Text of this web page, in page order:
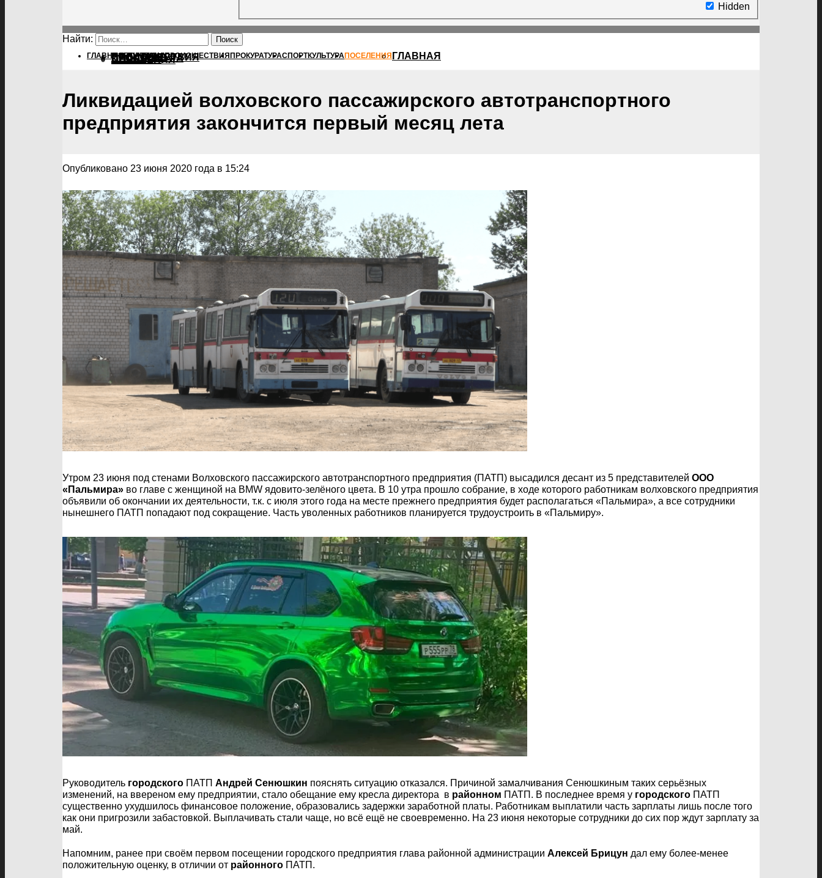
Hidden
Найти:
ГЛАВНАЯПОЛИТИКАПРОИСШЕСТВИЯ ПРОКУРАТУРАСПОРТКУЛЬТУРАПОСЕЛЕНИЯ ГЛАВНАЯ
ПОЛИТИКА
ПРОИСШЕСТВИЯ
ПРОКУРАТУРА
СПОРТ
КУЛЬТУРА
ПОСЕЛЕНИЯ
Ликвидацией волховского пассажирского автотранспортного
предприятия закончится первый месяц лета
Опубликовано 23 июня 2020 года в 15:24
Утром 23 июня под стенами Волховского пассажирского автотранспортного предприятия (ПАТП) высадился десант из 5 представителей ООО
«Пальмира» во главе с женщиной на BMW ядовито-зелёного цвета. В 10 утра прошло собрание, в ходе которого работникам волховского предприятия
объявили об окончании их деятельности, т.к. с июля этого года на месте прежнего предприятия будет располагаться «Пальмира», а все сотрудники
нынешнего ПАТП попадают под сокращение. Часть уволенных работников планируется трудоустроить в «Пальмиру».
Руководитель городского ПАТП Андрей Сенюшкин пояснять ситуацию отказался. Причиной замалчивания Сенюшкиным таких серьёзных
изменений, на ввереном ему предприятии, стало обещание ему кресла директора в районном ПАТП. В последнее время у городского ПАТП
существенно ухудшилось финансовое положение, образовались задержки заработной платы. Работникам выплатили часть зарплаты лишь после того
как они пригрозили забастовкой. Выплачивать стали чаще, но всё ещё не своевременно. На 23 июня некоторые сотрудники до сих пор ждут зарплату за
май.
Напомним, ранее при своём первом посещении городского предприятия глава районной администрации Алексей Брицун дал ему более-менее
положительную оценку, в отличии от районного ПАТП.